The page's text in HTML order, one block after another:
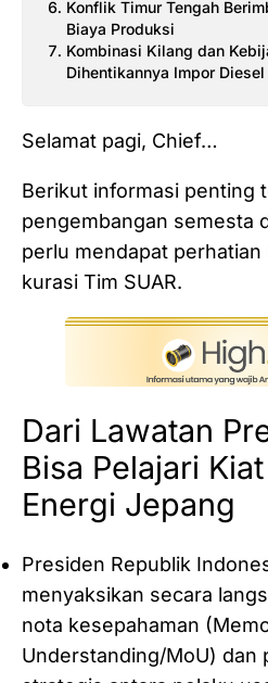
Konflik Timur Tengah
Biaya Produksi
Kombinasi Kilang dan
Dihentikannya Impor Diesel
Selamat pagi, Chief…
Berikut informasi penting
pengembangan semesta
perlu mendapat
kurasi Tim SUAR.
Dari Lawatan
Bisa Pelajari
Energi Jepang
Presiden Republik
menyaksikan secara
nota kesepahaman
Understanding/MoU) dan